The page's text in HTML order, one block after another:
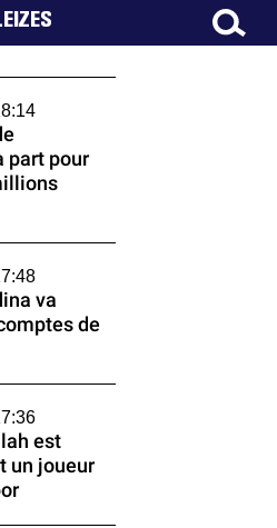
part pour
va
de
est
un joueur